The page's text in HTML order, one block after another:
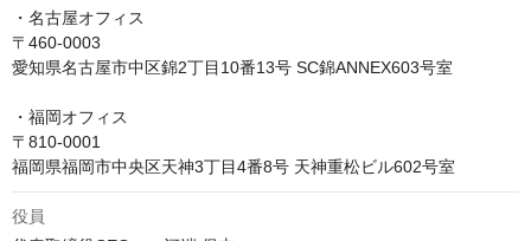
・名古屋オフィス
〒460-0003
愛知県名古屋市中区錦2丁目10番13号 SC錦ANNEX603号室
・福岡オフィス
〒810-0001
福岡県福岡市中央区天神3丁目4番8号 天神重松ビル602号室
役員